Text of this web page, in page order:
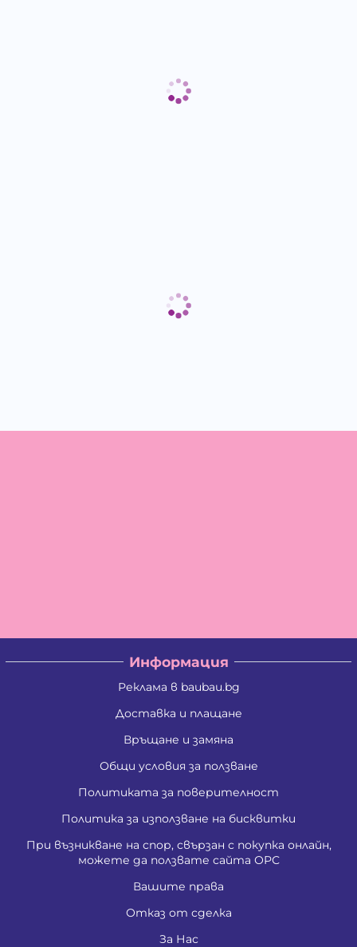
Информация
Реклама в baubau.bg
Доставка и плащане
Връщане и замяна
Общи условия за ползване
Политиката за поверителност
Политика за използване на бисквитки
При възникване на спор, свързан с покупка онлайн,
можете да ползвате сайта ОРС
Вашите права
Отказ от сделка
За Нас